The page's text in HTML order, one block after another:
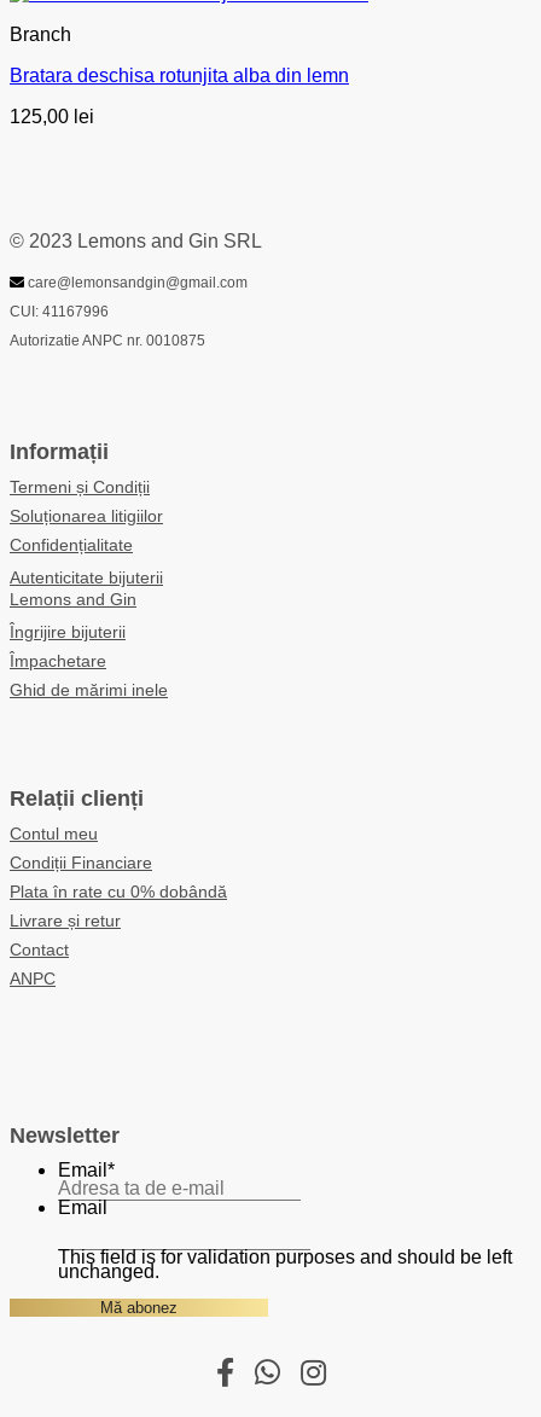
Branch
Bratara deschisa rotunjita alba din lemn
125,00 lei
© 2023 Lemons and Gin SRL
care@lemonsandgin@gmail.com
CUI: 41167996
Autorizatie ANPC nr. 0010875
Informații
Termeni și Condiții
Soluționarea litigiilor
Confidențialitate
Autenticitate bijuterii
Lemons and Gin
Îngrijire bijuterii
Împachetare
Ghid de mărimi inele
Relații clienți
Contul meu
Condiții Financiare
Plata în rate cu 0% dobândă
Livrare și retur
Contact
ANPC
Newsletter
Email *
Email
This field is for validation purposes and should be left
unchanged.